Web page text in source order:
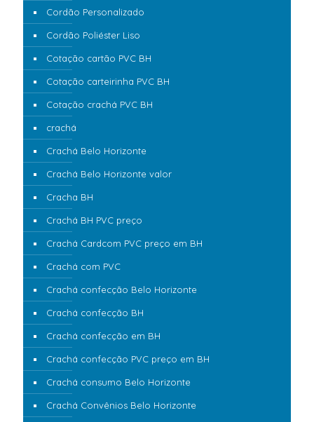
Cordão Personalizado
Cordão Poliéster Liso
Cotação cartão PVC BH
Cotação carteirinha PVC BH
Cotação crachá PVC BH
crachá
Crachá Belo Horizonte
Crachá Belo Horizonte valor
Cracha BH
Crachá BH PVC preço
Crachá Cardcom PVC preço em BH
Crachá com PVC
Crachá confecção Belo Horizonte
Crachá confecção BH
Crachá confecção em BH
Crachá confecção PVC preço em BH
Crachá consumo Belo Horizonte
Crachá Convênios Belo Horizonte